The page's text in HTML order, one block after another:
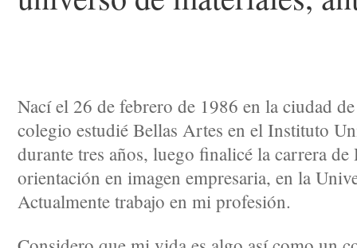
Nací el 26 de febrero de 1986 en la ciudad
colegio estudié Bellas Artes en el Instituto
durante tres años, luego finalicé la carrera
orientación en imagen empresaria, en la
Actualmente trabajo en mi profesión.